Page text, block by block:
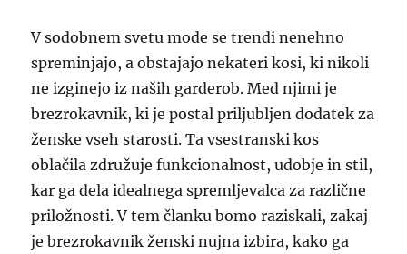
V sodobnem svetu mode se trendi nenehno
spreminjajo, a obstajajo nekateri kosi, ki nikoli
ne izginejo iz naših garderob. Med njimi je
brezrokavnik, ki je postal priljubljen dodatek za
ženske vseh starosti. Ta vsestranski kos
oblačila združuje funkcionalnost, udobje in stil,
kar ga dela idealnega spremljevalca za različne
priložnosti. V tem članku bomo raziskali, zakaj
je brezrokavnik ženski nujna izbira, kako ga